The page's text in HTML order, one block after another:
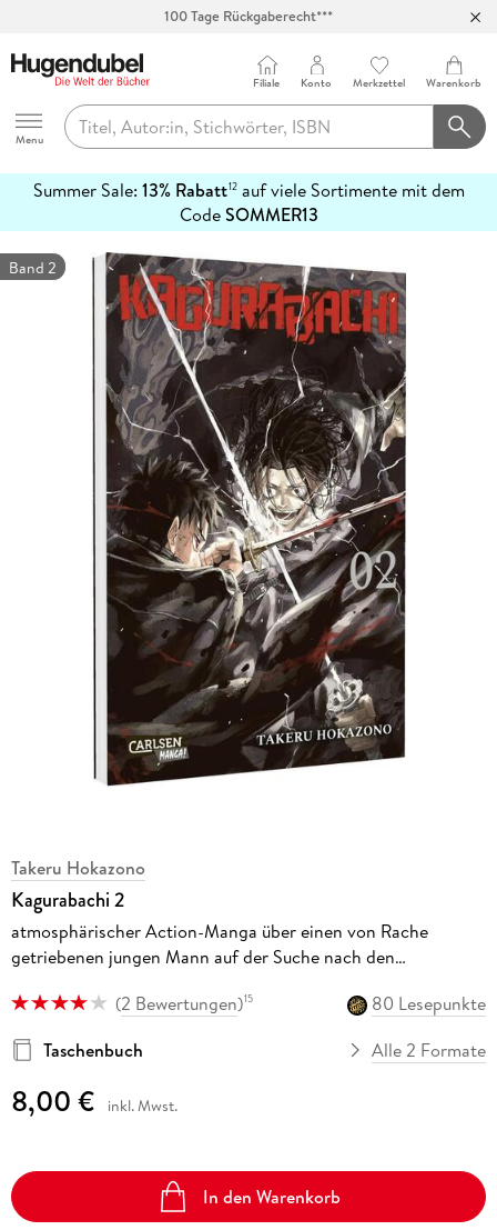
100 Tage Rückgaberecht***
Hugendubel
Menu
Filiale Konto Merkzettel Warenkorb
Summer Sale: 13% Rabatt12auf viele Sortimente mit dem
CodeSOMMER13
erfahren
Band 2
Takeru Hokazono
Kagurabachi 2
atmosphärischer Action-Manga über einen von Rache
getriebenen jungen Mann auf der Suche nach den
(2 Bewertungen)15
80 Lesepunkte
Taschenbuch
Alle 2 Formate
8,00 € inkl. Mwst.
In den Warenkorb